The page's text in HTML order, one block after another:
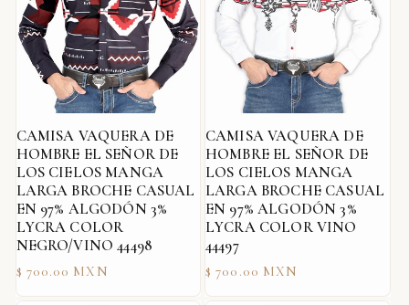
CAMISA VAQUERA DE
HOMBRE EL SEÑOR DE
LOS CIELOS MANGA
LARGA BROCHE CASUAL
EN 97% ALGODÓN 3%
LYCRA COLOR
NEGRO/VINO 44498
Precio
habitual
$ 700.00 MXN
CAMISA VAQUERA DE
HOMBRE EL SEÑOR DE
LOS CIELOS MANGA
LARGA BROCHE CASUAL
EN 97% ALGODÓN 3%
LYCRA COLOR VINO
44497
Precio
habitual
$ 700.00 MXN